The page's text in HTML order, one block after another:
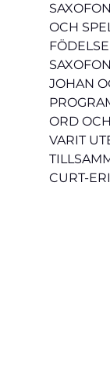
OCH
JOHAN
ORD
VARIT
CURT-